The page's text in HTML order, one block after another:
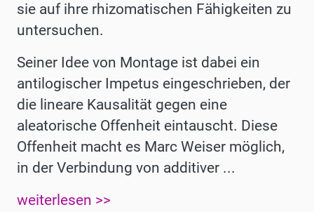
sie auf ihre rhizomatischen Fähigkeiten zu
untersuchen.
Seiner Idee von Montage ist dabei ein
antilogischer Impetus eingeschrieben, der
die lineare Kausalität gegen eine
aleatorische Offenheit eintauscht. Diese
Offenheit macht es Marc Weiser möglich,
in der Verbindung von additiver ...
weiterlesen >>